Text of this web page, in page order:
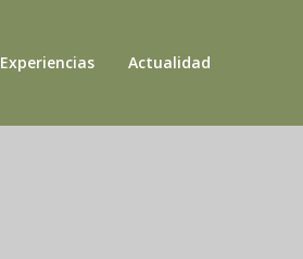
Experiencias Actualidad